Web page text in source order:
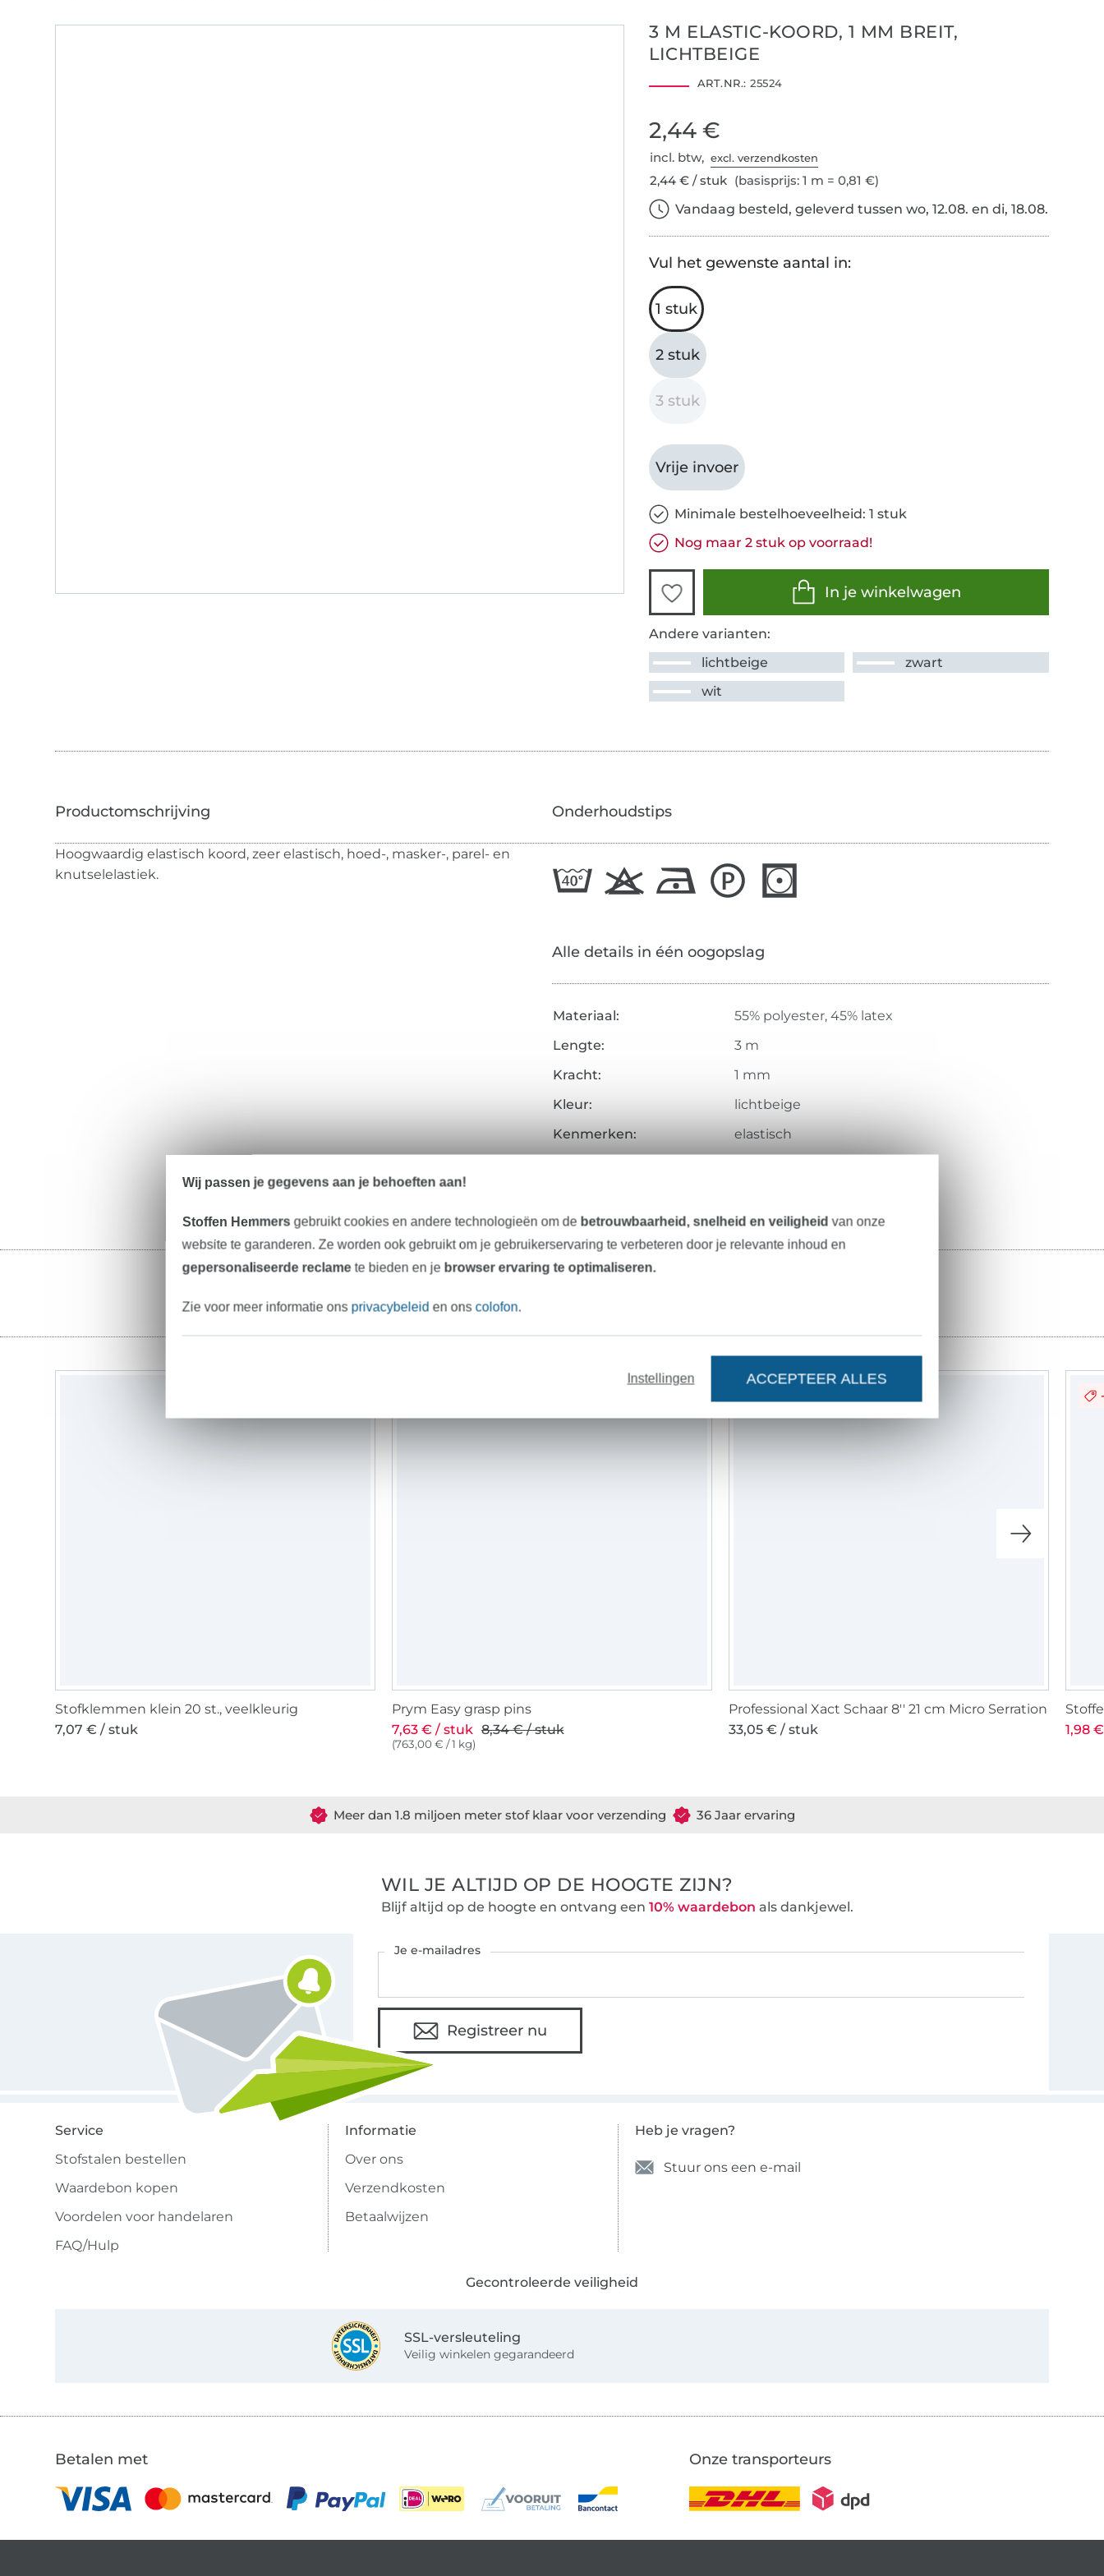
3 M ELASTIC-KOORD, 1 MM BREIT,
LICHTBEIGE
ART.NR.: 25524
2,44 €
incl. btw,excl. verzendkosten
2,44 € / stuk (basisprijs: 1 m = 0,81 €)
Vandaag besteld, geleverd tussen wo, 12.08. en di, 18.08.
Vul het gewenste aantal in:
1 stuk
2 stuk
3 stuk
Vrije invoer
Minimale bestelhoeveelheid: 1 stuk
Nog maar 2 stuk op voorraad!
In je winkelwagen
Andere varianten:
lichtbeige
zwart
wit
Hoogwaardig elastisch koord, zeer elastisch, hoed-, masker-, parel- en
knutselelastiek.
Onderhoudstips
Alle details in één oogopslag
Materiaal:
55% polyester, 45% latex
Lengte:
3 m
Kracht:
1 mm
Kleur:
lichtbeige
Kenmerken:
elastisch
Stofklemmen klein 20 st., veelkleurig
7,07 € / stuk
Prym Easy grasp pins
7,63 € / stuk 8,34 € / stuk
(763,00 € / 1 kg)
Professional Xact Schaar 8'' 21 cm Micro Serration
33,05 € / stuk
1,98
Meer dan 1.8 miljoen meter stof klaar voor verzending 36 Jaar ervaring
WIL JE ALTIJD OP DE HOOGTE ZIJN?
Blijf altijd op de hoogte en ontvang een 10% waardebon als dankjewel.
Je e-mailadres
Registreer nu
Service
Stofstalen bestellen
Waardebon kopen
Voordelen voor handelaren
FAQ/Hulp
Informatie
Over ons
Verzendkosten
Betaalwijzen
Heb je vragen?
Stuur ons een e-mail
Gecontroleerde veiligheid
SSL-versleuteling
Veilig winkelen gegarandeerd
Betalen met Onze transporteurs
Wij passen je gegevens aan je behoeften aan!
Stoffen Hemmers gebruikt cookies en andere technologieën om de betrouwbaarheid, snelheid en veiligheid van onze
website te garanderen. Ze worden ook gebruikt om je gebruikerservaring te verbeteren door je relevante inhoud en
gepersonaliseerde reclamete bieden en je browser ervaring te optimaliseren.
Zie voor meer informatie ons privacybeleid en onscolofon.
Instellingen ACCEPTEER ALLES